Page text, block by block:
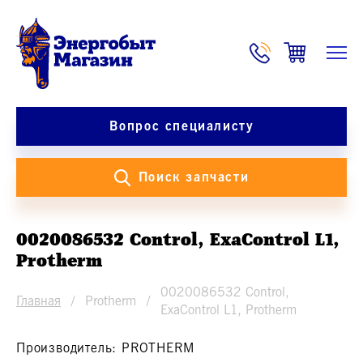
Вопрос специалисту
Поиск запчасти
0020086532 Control, ExaControl L1,
Protherm
Главная Protherm
0020086532 Control,
ExaControl L1, Protherm
Производитель: PROTHERM